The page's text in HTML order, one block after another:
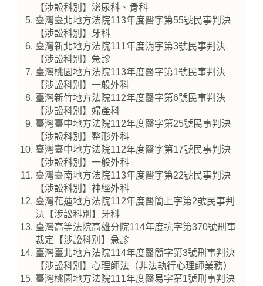
【涉訟科別】泌尿科、骨科
臺灣臺北地方法院113年度醫字第55號民事判決
【涉訟科別】牙科
臺灣新北地方法院111年度消字第3號民事判決
【涉訟科別】急診
臺灣桃園地方法院113年度醫字第1號民事判決
【涉訟科別】一般外科
臺灣新竹地方法院112年度醫字第6號民事判決
【涉訟科別】婦產科
臺灣臺中地方法院112年度醫字第25號民事判決
【涉訟科別】整形外科
臺灣臺中地方法院112年度醫字第17號民事判決
【涉訟科別】一般外科
臺灣臺南地方法院113年度醫字第22號民事判決
【涉訟科別】神經外科
臺灣花蓮地方法院112年度醫簡上字第2號民事判
決【涉訟科別】牙科
臺灣高等法院高雄分院114年度抗字第370號刑事
裁定【涉訟科別】急診
臺灣臺北地方法院114年度醫簡字第3號刑事判決
【涉訟科別】心理師法（非法執行心理師業務）
臺灣桃園地方法院111年度醫易字第1號刑事判決